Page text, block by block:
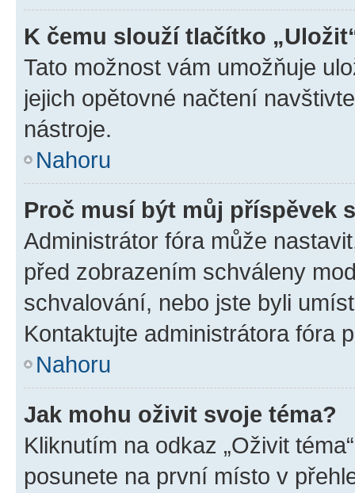
K čemu slouží tlačítko
Tato možnost vám umožňuje
jejich opětovné načtení
nástroje.
Nahoru
Proč musí být můj příspěvek
Administrátor fóra může
před zobrazením schváleny
schvalování, nebo jste byli
Kontaktujte administrátora fóra
Nahoru
Jak mohu oživit svoje téma?
Kliknutím na odkaz „Oživit
posunete na první místo v